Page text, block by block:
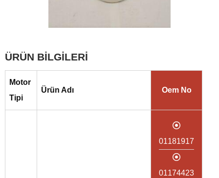
ÜRÜN BİLGİLERİ
Motor
Tipi
Ürün Adı Oem No
01181917
01174423